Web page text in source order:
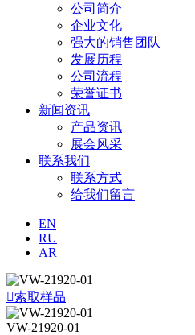
公司简介
企业文化
强大的销售团队
发展历程
公司流程
荣誉证书
新闻资讯
产品资讯
展会风采
联系我们
联系方式
给我们留言
EN
RU
AR
索取样品
VW-21920-01